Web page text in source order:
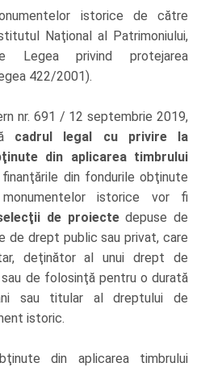
istorice de către
Naţional al Patrimoniului,
Legea privind protejarea
422/2001).
nr. 691 / 12 septembrie 2019,
cadrul legal cu privire la
din aplicarea timbrului
finanţările din fondurile obţinute
istorice vor fi
de proiectedepuse de
de drept public sau privat, care
deţinător al unui drept de
de folosinţă pentru o durată
sau titular al dreptului de
istoric.
din aplicarea timbrului